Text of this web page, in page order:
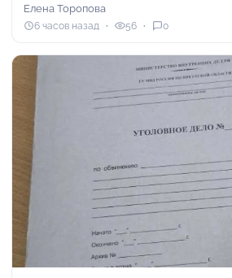
Елена Торопова
6 часов назад 56 0